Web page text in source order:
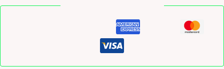
$ 388.900.
es:
$ 349.000.